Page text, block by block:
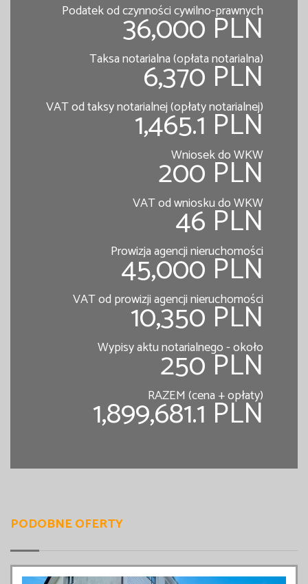
Podatek od czynności cywilno-prawnych
36,000 PLN
Taksa notarialna (opłata notarialna)
6,370 PLN
VAT od taksy notarialnej (opłaty notarialnej)
1,465.1 PLN
Wniosek do WKW
200 PLN
VAT od wniosku do WKW
46 PLN
Prowizja agencji nieruchomości
45,000 PLN
VAT od prowizji agencji nieruchomości
10,350 PLN
Wypisy aktu notarialnego - około
250 PLN
RAZEM (cena + opłaty)
1,899,681.1 PLN
PODOBNE OFERTY